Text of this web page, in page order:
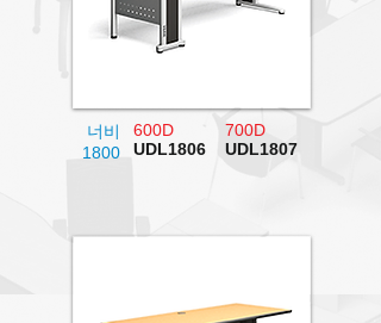
너비
1800
600D
UDL1806
700D
UDL1807